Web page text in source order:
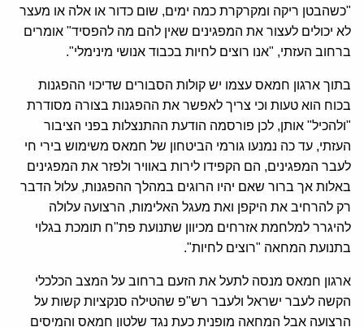
"כשהבטן ריקה ומקרקרת כמה ימים, שום כדור או אלה או מעצר
לא יכולים לעצור את המפגינים שאין להם מה להפסיד" אומרים
ברחוב העזתי, "אנו רוצים לחיות בכבוד אנושי מינימלי".
בתוך ארגון חמאס עצמו יש קולות הסבורים שדיכוי ההפגנות
בכוח הוא טעות וכי צריך לאפשר את ההפגנות בצורה מסודרת
"ולהכיל" אותן, לכן פורסמה הודעת ההתנצלות בפני הציבור
העזתי, עד כה נמנעו גורמי הביטחון של חמאס משימוש בירי חי
לעבר המפגינים, הם הקפידו לירות באוויר ולפזר את המפגינים
באלות אך ברור שאם יהיו הרוגים במהלך ההפגנות, עלול הדבר
רק להרחיב את היקפן ואת מעגל האלימות, הרצועה עלולה
להיגרר למלחמת אזרחים מכיוון שתנועת פת"ח תומכת בגלוי
בתנועת המחאה "רוצים לחיות".
ארגון חמאס מנסה לתעל את הזעם ברחוב על המצב הכלכלי
הקשה לעבר ישראל ולעבר רש"פ שהטילה סנקציות קשות על
הרצועה אבל המחאה מופנית כעת נגד שלטון חמאס והמיסים